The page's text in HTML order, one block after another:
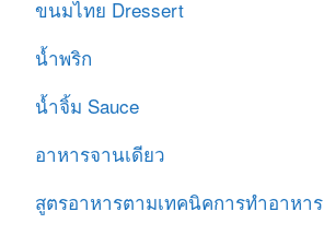
ขนมไทย Dressert
น้ำพริก
น้ำจิ้ม Sauce
อาหารจานเดียว
สูตรอาหารตามเทคนิคการทำอาหาร